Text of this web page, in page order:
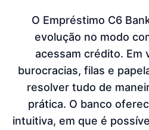
O Empréstimo C6
evolução no modo
acessam crédito. Em
burocracias, filas e
resolver tudo de
prática. O banco
intuitiva, em que é